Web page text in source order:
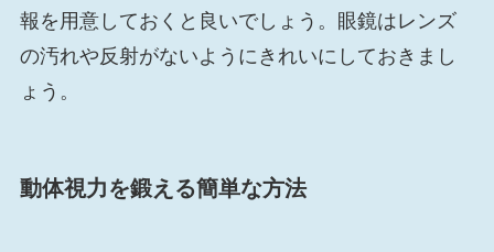
報を用意しておくと良いでしょう。眼鏡はレンズ
の汚れや反射がないようにきれいにしておきまし
ょう。
動体視力を鍛える簡単な方法